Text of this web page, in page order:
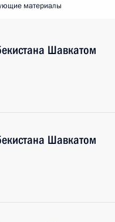
материалы
Шавкатом
Шавкатом